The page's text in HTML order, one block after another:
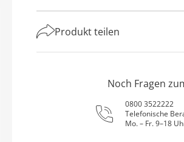
Produkt teilen
Noch Fragen
0800 3522222
Telefonische
Mo. – Fr. 9–18